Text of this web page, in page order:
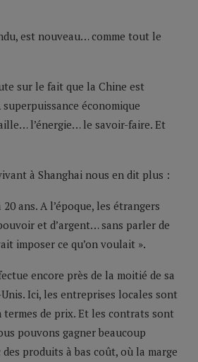
est nouveau… comme tout le
sur le fait que la Chine est
économique
l’énergie… le savoir-faire. Et
à Shanghai nous en dit plus :
ans. A l’époque, les étrangers
et d’argent… sans parler de
imposer ce qu’on voulait ».
encore près de la moitié de sa
Ici, les entreprises locales sont
termes de prix. Et les contrats sont
pouvons gagner beaucoup
des produits à bas coût, où la marge